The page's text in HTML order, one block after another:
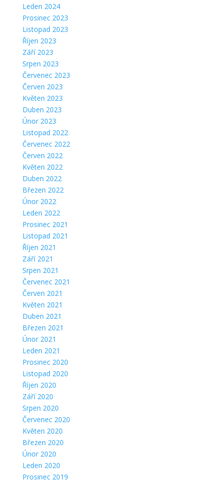
Leden 2024
Prosinec 2023
Listopad 2023
Říjen 2023
Září 2023
Srpen 2023
Červenec 2023
Červen 2023
Květen 2023
Duben 2023
Únor 2023
Listopad 2022
Červenec 2022
Červen 2022
Květen 2022
Duben 2022
Březen 2022
Únor 2022
Leden 2022
Prosinec 2021
Listopad 2021
Říjen 2021
Září 2021
Srpen 2021
Červenec 2021
Červen 2021
Květen 2021
Duben 2021
Březen 2021
Únor 2021
Leden 2021
Prosinec 2020
Listopad 2020
Říjen 2020
Září 2020
Srpen 2020
Červenec 2020
Květen 2020
Březen 2020
Únor 2020
Leden 2020
Prosinec 2019